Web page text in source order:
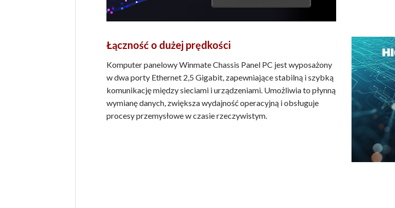
Łączność o dużej prędkości
Komputer panelowy Winmate Chassis Panel PC jest wyposażony
w dwa porty Ethernet 2,5 Gigabit, zapewniające stabilną i szybką
komunikację między sieciami i urządzeniami. Umożliwia to płynną
wymianę danych, zwiększa wydajność operacyjną i obsługuje
procesy przemysłowe w czasie rzeczywistym.